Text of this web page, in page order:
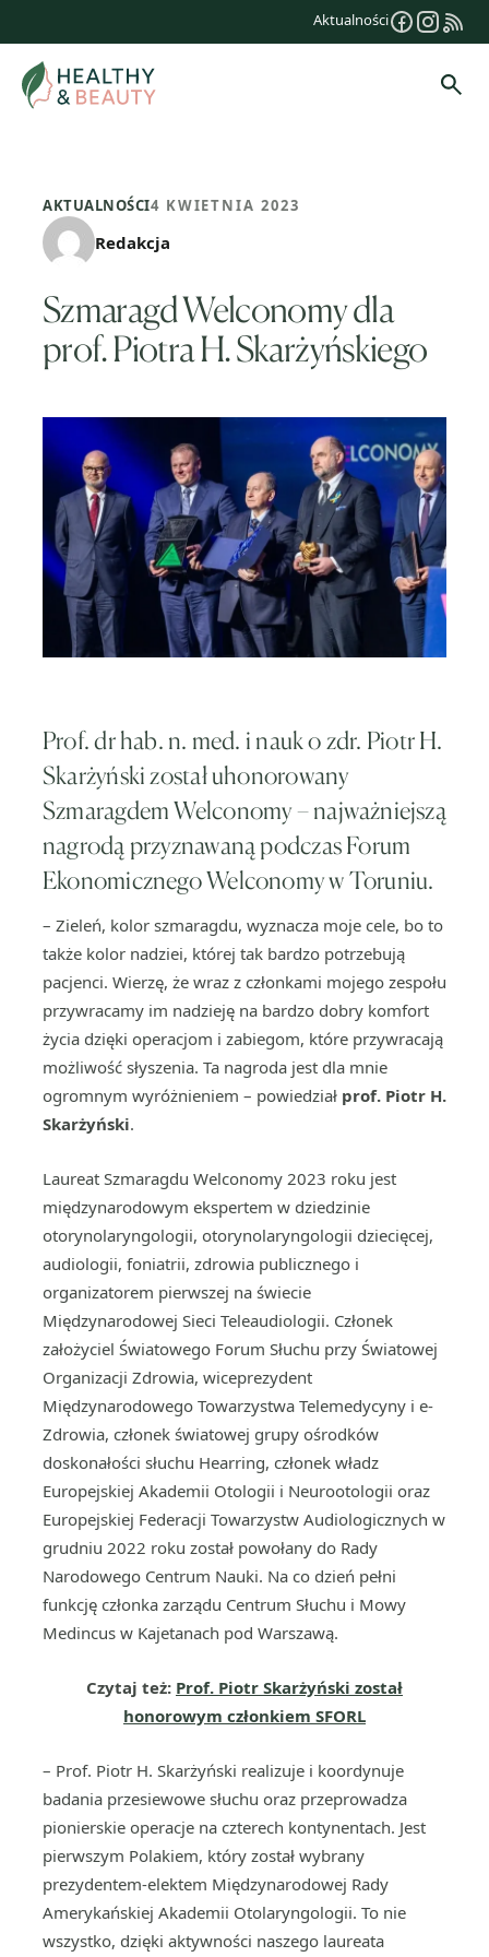
treści
Aktualności
AKTUALNOŚCI4 KWIETNIA 2023
Redakcja
Szmaragd Welconomy dla
prof. Piotra H. Skarżyńskiego
Prof. dr hab. n. med. i nauk o zdr. Piotr H.
Skarżyński został uhonorowany
Szmaragdem Welconomy – najważniejszą
nagrodą przyznawaną podczas Forum
Ekonomicznego Welconomy w Toruniu.
– Zieleń, kolor szmaragdu, wyznacza moje cele, bo to
także kolor nadziei, której tak bardzo potrzebują
pacjenci. Wierzę, że wraz z członkami mojego zespołu
przywracamy im nadzieję na bardzo dobry komfort
życia dzięki operacjom i zabiegom, które przywracają
możliwość słyszenia. Ta nagroda jest dla mnie
ogromnym wyróżnieniem – powiedział prof. Piotr H.
Skarżyński.
Laureat Szmaragdu Welconomy 2023 roku jest
międzynarodowym ekspertem w dziedzinie
otorynolaryngologii, otorynolaryngologii dziecięcej,
audiologii, foniatrii, zdrowia publicznego i
organizatorem pierwszej na świecie
Międzynarodowej Sieci Teleaudiologii. Członek
założyciel Światowego Forum Słuchu przy Światowej
Organizacji Zdrowia, wiceprezydent
Międzynarodowego Towarzystwa Telemedycyny i e-
Zdrowia, członek światowej grupy ośrodków
doskonałości słuchu Hearring, członek władz
Europejskiej Akademii Otologii i Neurootologii oraz
Europejskiej Federacji Towarzystw Audiologicznych w
grudniu 2022 roku został powołany do Rady
Narodowego Centrum Nauki. Na co dzień pełni
funkcję członka zarządu Centrum Słuchu i Mowy
Medincus w Kajetanach pod Warszawą.
Czytaj też: Prof. Piotr Skarżyński został
honorowym członkiem SFORL
– Prof. Piotr H. Skarżyński realizuje i koordynuje
badania przesiewowe słuchu oraz przeprowadza
pionierskie operacje na czterech kontynentach. Jest
pierwszym Polakiem, który został wybrany
prezydentem-elektem Międzynarodowej Rady
Amerykańskiej Akademii Otolaryngologii. To nie
wszystko, dzięki aktywności naszego laureata